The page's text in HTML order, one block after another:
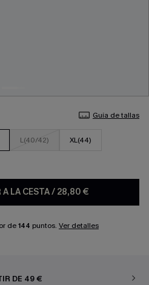
Guía de tallas
L(40/42) XL(44)
A LA CESTA/ 28,80 €
de144 puntos. Ver detalles
DE 49 €